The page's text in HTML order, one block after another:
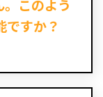
このよう
ですか？